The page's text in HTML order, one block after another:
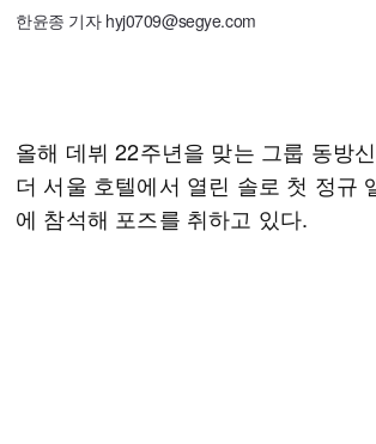
한윤종 기자 hyj0709@segye.com
올해 데뷔 22주년을 맞는 그룹 동방
더 서울 호텔에서 열린 솔로 첫 정규
에 참석해 포즈를 취하고 있다.